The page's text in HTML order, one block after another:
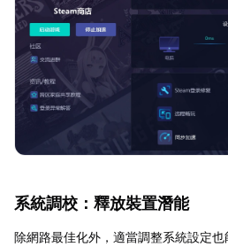
系統調校：釋放裝置潛能
除網路最佳化外，適當調整系統設定